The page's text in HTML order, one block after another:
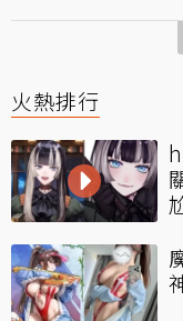
火熱排行